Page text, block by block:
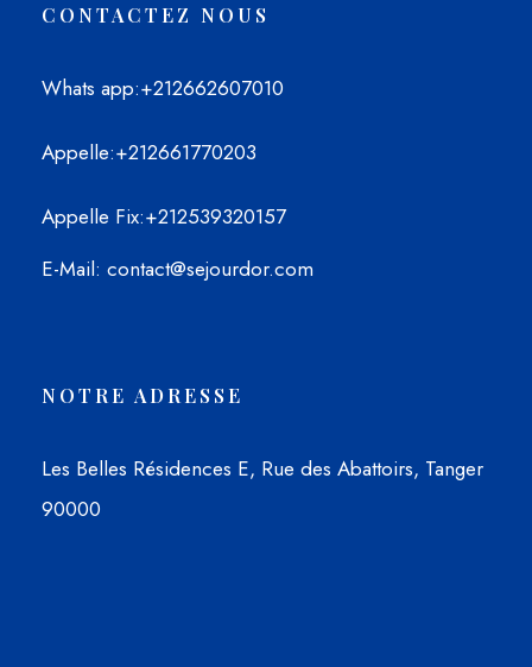
CONTACTEZ NOUS
Whats app:+212662607010
Appelle:+212661770203
Appelle Fix:+212539320157
E-Mail: contact@sejourdor.com
NOTRE ADRESSE
Les Belles Résidences E, Rue des Abattoirs, Tanger
90000